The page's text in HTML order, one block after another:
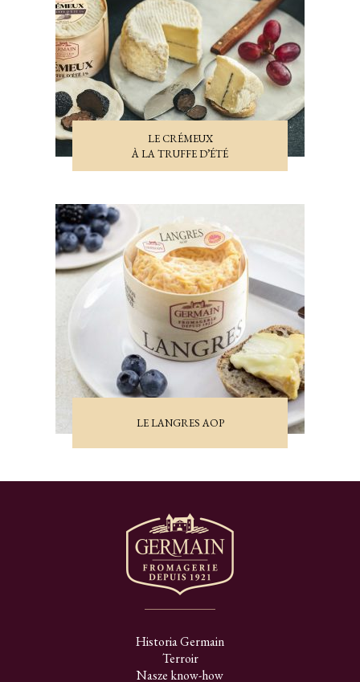
LE CRÉMEUX
À LA TRUFFE D’ÉTÉ
LE LANGRES AOP
Historia Germain
Terroir
Nasze know-how